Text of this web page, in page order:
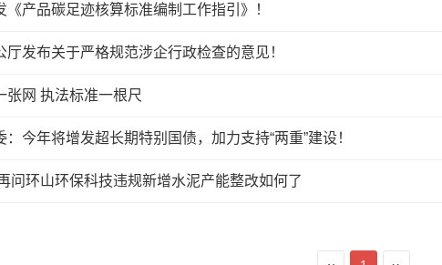
《产品碳足迹核算标准编制工作指引》！
厅发布关于严格规范涉企行政检查的意见！
张网 执法标准一根尺
：今年将增发超长期特别国债，加力支持“两重”建设！
问环山环保科技违规新增水泥产能整改如何了